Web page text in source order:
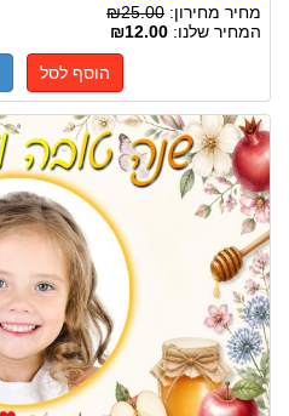
מחיר מחירון: ₪25.00
המחיר שלנו: ₪12.00
הוסף לסל